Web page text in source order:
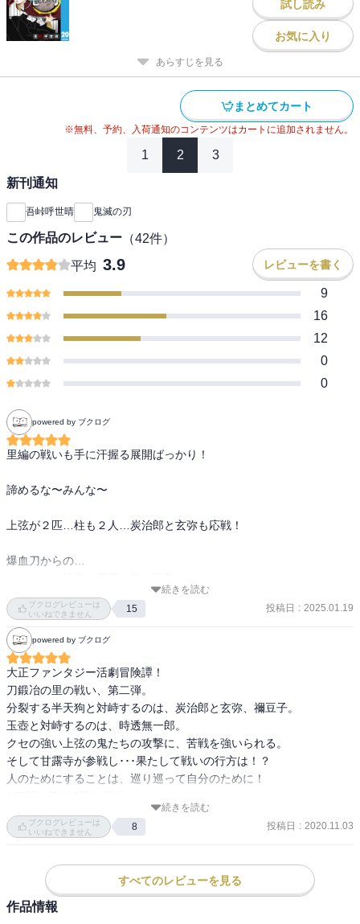
試し読み
お気に入り
あらすじを見る
まとめてカート
※無料、予約、入荷通知のコンテンツはカートに追加されません。
1 2 3
新刊通知
吾峠呼世晴 鬼滅の刃
この作品のレビュー （42件）
平均 3.9 レビューを書く
9
16
12
0
0
powered by ブクログ
里編の戦いも手に汗握る展開ばっかり！
諦めるな〜みんな〜
上弦が２匹…柱も２人…炭治郎と玄弥も応戦！
爆血刀からの…
続きを読む
ブクログレビューは
いいねできません
15 投稿日 : 2025.01.19
powered by ブクログ
大正ファンタジー活劇冒険譚！
刀鍛冶の里の戦い、第二弾。
分裂する半天狗と対峙するのは、炭治郎と玄弥、禰豆子。
玉壺と対峙するのは、時透無一郎。
クセの強い上弦の鬼たちの攻撃に、苦戦を強いられる。
そして甘露寺が参戦し･･･果たして戦いの行方は！？
人のためにすることは、巡り巡って自分のために！
喜怒哀楽の四体に分裂した半天狗。それぞれの個性ある攻撃に、
炭治郎と玄弥、禰豆子は苦戦するが、戦いの中での成長！
銃使いの玄弥も変貌し、炭治郎に協力、半天狗の本体を追撃する。
一方、無一郎は玉壺との戦いの中、不完全な記憶と共に苦戦。
そして大混乱の刀鍛冶を救うべく、恋柱・甘露寺蜜璃が参戦。
続きを読む
ブクログレビューは
いいねできません
8 投稿日 : 2020.11.03
すべてのレビューを見る
作品情報